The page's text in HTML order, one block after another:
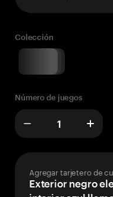
Colección
Número de juegos
Agregar tarjetero de
Exterior negro